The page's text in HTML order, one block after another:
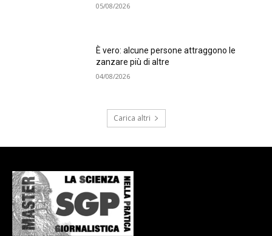
05/08/2026
È vero: alcune persone attraggono le
zanzare più di altre
04/08/2026
Carica altri